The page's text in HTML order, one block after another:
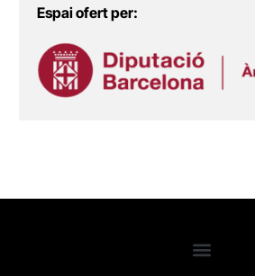
Espai ofert per: